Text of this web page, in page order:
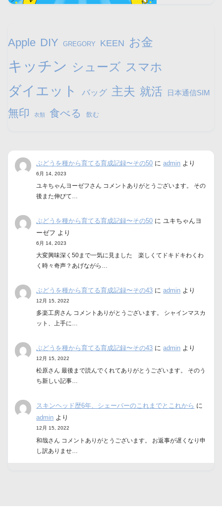
Apple DIY GREGORY KEEN お金
キッチン シューズ スマホ
ダイエット バッグ 主夫 就活 日本通信SIM
無印 衣類 食べる 飲む
ぶどうを種から育てる育成記録〜その50 にadmin より
6月 14, 2023
ユキちゃんヨーゼフさん コメントありがとうございます。 その
後また伸びて…
ぶどうを種から育てる育成記録〜その50 に ユキちゃんヨ
ーゼフ より
6月 14, 2023
大変興味深く50まで一気に見ました 楽しくてドキドキわくわ
く時々奇声？あげながら…
ぶどうを種から育てる育成記録〜その43 にadmin より
12月 15, 2022
多楽工房さん コメントありがとうございます。 シャインマスカ
ット、上手に…
ぶどうを種から育てる育成記録〜その43 にadmin より
12月 15, 2022
松原さん 最後まで読んでくれてありがとうございます。 そのう
ち新しい記事…
スキンヘッド歴6年、シェーバーのこれまでとこれから に
admin より
12月 15, 2022
和哉さん コメントありがとうございます。 お返事が遅くなり申
し訳ありませ…